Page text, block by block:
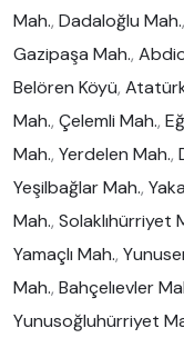
Mah., Dadaloğlu Mah.,
Gazipaşa Mah.,
Belören Köyü,
Mah., Çelemli Mah.,
Mah., Yerdelen Mah.,
Yeşilbağlar Mah.,
Mah., Solaklıhürriyet
Yamaçlı Mah.,
Mah., Bahçelıevler
Yunusoğluhürriyet